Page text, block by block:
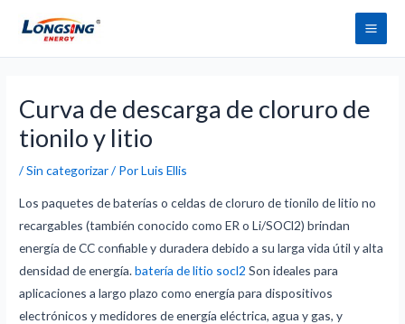
contenido
Curva de descarga de cloruro de
tionilo y litio
/Sin categorizar/ PorLuis Ellis
Los paquetes de baterías o celdas de cloruro de tionilo de litio no
recargables (también conocido como ER o Li/SOCl2) brindan
energía de CC confiable y duradera debido a su larga vida útil y alta
densidad de energía.batería de litio socl2 Son ideales para
aplicaciones a largo plazo como energía para dispositivos
electrónicos y medidores de energía eléctrica, agua y gas, y
entradas